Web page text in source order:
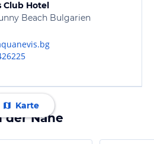
Club Hotel
Beach Bulgarien
Karte
der Nähe